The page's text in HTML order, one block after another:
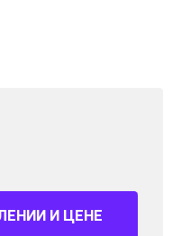
И ЦЕНЕ